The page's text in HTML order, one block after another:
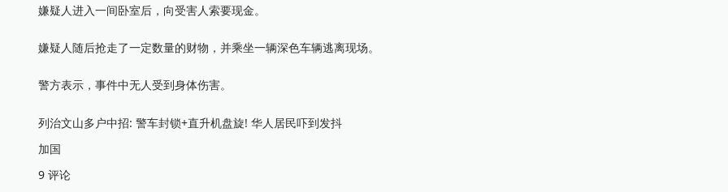
嫌疑人进入一间卧室后，向受害人索要现金。
嫌疑人随后抢走了一定数量的财物，并乘坐一辆深色车辆逃离现场。
警方表示，事件中无人受到身体伤害。
列治文山多户中招: 警车封锁+直升机盘旋! 华人居民吓到发抖
加国
9 评论